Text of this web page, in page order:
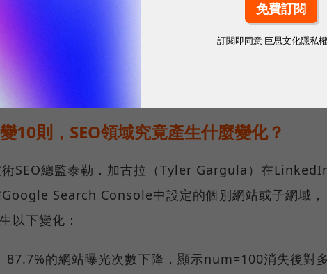
，但取得的數據大都是用於訓練模型，而不是推理回
更新資訊，因此即使雙方有合作，Google刪除
的引用大幅下滑。
10則，SEO領域究竟產生什麼變化？
SEO總監泰勒．加古拉（Tyler Gargula）在
Search Console中設定的個別網站或子網域，
以下變化：
87.7%的網站曝光次數下降，顯示num=100消失後對
訂閱即同意 巨思文化隱私